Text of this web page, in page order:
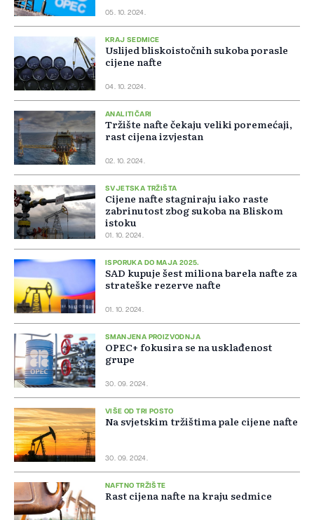
05. 10. 2024.
KRAJ SEDMICE
Uslijed bliskoistočnih sukoba porasle
cijene nafte
04. 10. 2024.
ANALITIČARI
Tržište nafte čekaju veliki poremećaji,
rast cijena izvjestan
02. 10. 2024.
SVJETSKA TRŽIŠTA
Cijene nafte stagniraju iako raste
zabrinutost zbog sukoba na Bliskom
istoku
01. 10. 2024.
ISPORUKA DO MAJA 2025.
SAD kupuje šest miliona barela nafte za
strateške rezerve nafte
01. 10. 2024.
SMANJENA PROIZVODNJA
OPEC+ fokusira se na usklađenost
grupe
30. 09. 2024.
VIŠE OD TRI POSTO
Na svjetskim tržištima pale cijene nafte
30. 09. 2024.
NAFTNO TRŽIŠTE
Rast cijena nafte na kraju sedmice